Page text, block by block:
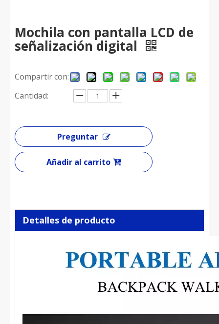
Mochila con pantalla LCD de
señalización digital
Compartir con:
Cantidad:
Preguntar
Añadir al carrito
Detalles de producto